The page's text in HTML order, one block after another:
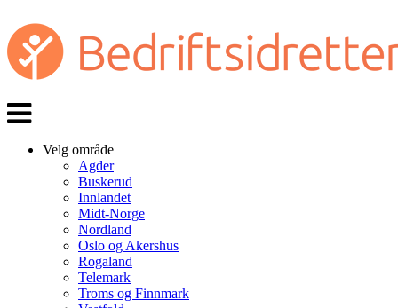
Veksle
navigasjon
Velg område
Agder
Buskerud
Innlandet
Midt-Norge
Nordland
Oslo og Akershus
Rogaland
Telemark
Troms og Finnmark